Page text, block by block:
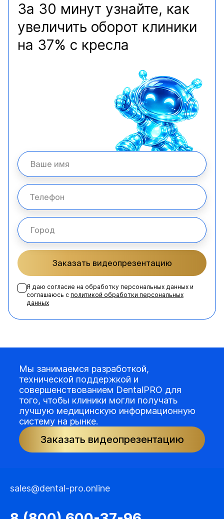
За 30 минут узнайте, как
увеличить оборот клиники
на 37% с кресла
Заказать видеопрезентацию
Я даю согласие на обработку персональных данных и
соглашаюсь с политикой обработки персональных
данных
Мы занимаемся разработкой,
технической поддержкой и
совершенствованием DentalPRO для
того, чтобы клиники могли получать
лучшую медицинскую информационную
систему на рынке.
Заказать видеопрезентацию
sales@dental-pro.online